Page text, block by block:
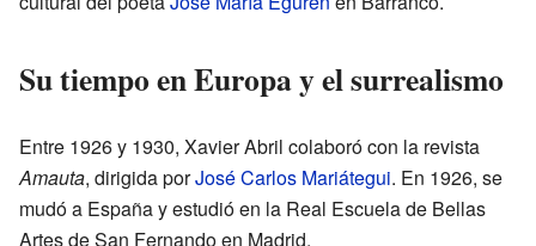
Su tiempo en Europa y el surrealismo
Entre 1926 y 1930, Xavier Abril colaboró con la revista
Amauta, dirigida porJosé Carlos Mariátegui. En 1926, se
mudó a España y estudió en la Real Escuela de Bellas
Artes de San Fernando en Madrid.